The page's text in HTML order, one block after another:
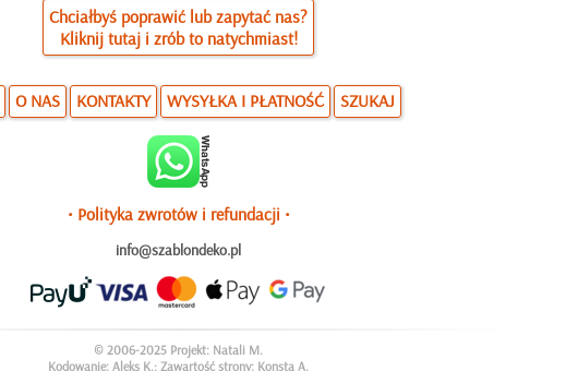
Chciałbyś poprawić lub zapytać nas?
Kliknij tutaj i zrób to natychmiast!
O NAS KONTAKTY WYSYŁKA I PŁATNOŚĆ SZUKAJ
• Polityka zwrotów i refundacji •
info@szablondeko.pl
© 2006-2025 Projekt: Natali M.
Kodowanie: Aleks K.; Zawartość strony: Konsta A.